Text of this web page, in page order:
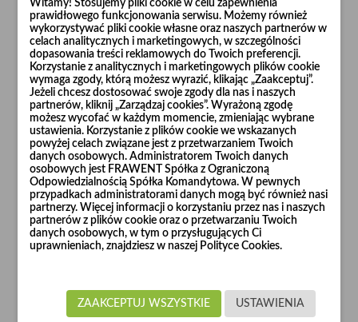
WYBIERZ PLIK
opcjonalne
Wiadomość
Witamy! Stosujemy pliki cookie w celu zapewnienia
prawidłowego funkcjonowania serwisu. Możemy również
wykorzystywać pliki cookie własne oraz naszych partnerów w
celach analitycznych i marketingowych, w szczególności
dopasowania treści reklamowych do Twoich preferencji.
Korzystanie z analitycznych i marketingowych plików cookie
wymaga zgody, którą możesz wyrazić, klikając „Zaakceptuj”.
Jeżeli chcesz dostosować swoje zgody dla nas i naszych
partnerów, kliknij „Zarządzaj cookies”. Wyrażoną zgodę
możesz wycofać w każdym momencie, zmieniając wybrane
ustawienia. Korzystanie z plików cookie we wskazanych
powyżej celach związane jest z przetwarzaniem Twoich
danych osobowych. Administratorem Twoich danych
osobowych jest FRAWENT Spółka z Ograniczoną
Odpowiedzialnością Spółka Komandytowa. W pewnych
przypadkach administratorami danych mogą być również nasi
partnerzy. Więcej informacji o korzystaniu przez nas i naszych
partnerów z plików cookie oraz o przetwarzaniu Twoich
danych osobowych, w tym o przysługujących Ci
uprawnieniach, znajdziesz w naszej Polityce Cookies.
USTAWIENIA
ZAAKCEPTUJ WSZYSTKIE